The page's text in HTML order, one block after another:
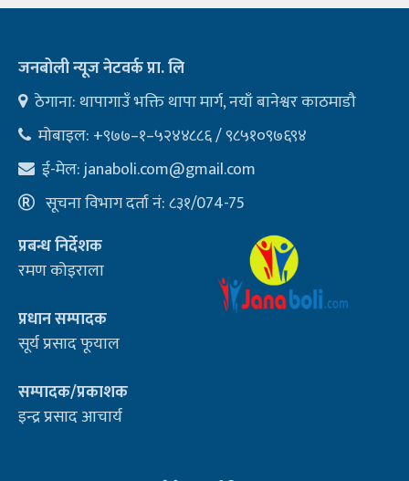
जनबोली न्यूज नेटवर्क प्रा. लि
ठेगाना: थापागाउँ भक्ति थापा मार्ग, नयाँ बानेश्वर काठमाडौ
मोबाइल: +९७७–१–५२४४८८६ / ९८५१०९७६९४
ई-मेल:janaboli.com@gmail.com
सूचना विभाग दर्ता नं: ८३१/074-75
प्रबन्ध निर्देशक
रमण कोइराला
प्रधान सम्पादक
सूर्य प्रसाद फूयाल
सम्पादक/प्रकाशक
इन्द्र प्रसाद आचार्य